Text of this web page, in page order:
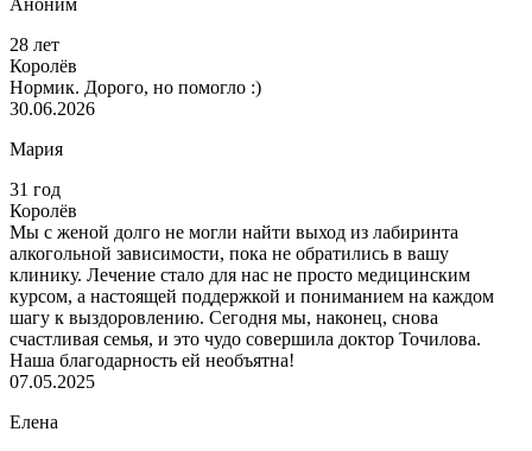
Аноним
28 лет
Королёв
Нормик. Дорого, но помогло :)
30.06.2026
Мария
31 год
Королёв
Мы с женой долго не могли найти выход из лабиринта
алкогольной зависимости, пока не обратились в вашу
клинику. Лечение стало для нас не просто медицинским
курсом, а настоящей поддержкой и пониманием на каждом
шагу к выздоровлению. Сегодня мы, наконец, снова
счастливая семья, и это чудо совершила доктор Точилова.
Наша благодарность ей необъятна!
07.05.2025
Елена